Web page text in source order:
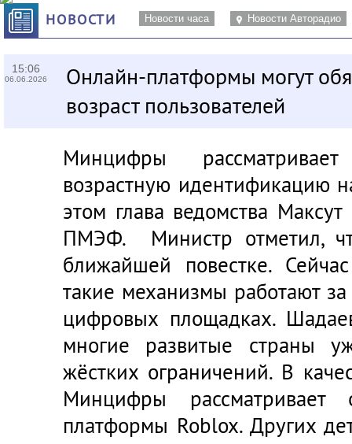
НОВОСТИ Новости часа Новости Авторадио
15:06
06.06.2026
Онлайн-платформы могут
возраст пользователей
Минцифры
возрастную идентификацию
этом глава ведомства
ПМЭФ. Министр отметил,
ближайшей повестке.
такие механизмы работают
цифровых площадках.
многие развитые страны
жёстких ограничений. В
Минцифры
платформы Roblox. Других